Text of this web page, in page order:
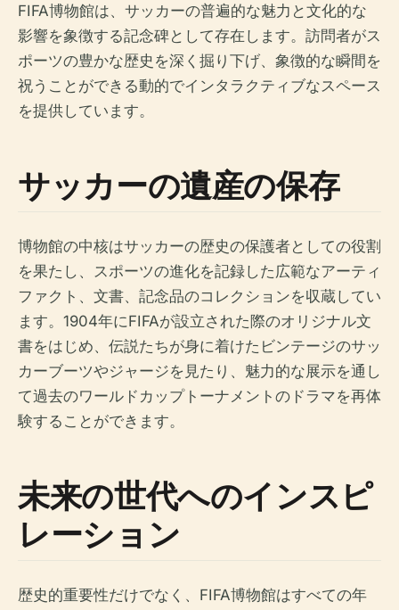
FIFA博物館は、サッカーの普遍的な魅力と文化的な
影響を象徴する記念碑として存在します。訪問者がス
ポーツの豊かな歴史を深く掘り下げ、象徴的な瞬間を
祝うことができる動的でインタラクティブなスペース
を提供しています。
サッカーの遺産の保存
博物館の中核はサッカーの歴史の保護者としての役割
を果たし、スポーツの進化を記録した広範なアーティ
ファクト、文書、記念品のコレクションを収蔵してい
ます。1904年にFIFAが設立された際のオリジナル文
書をはじめ、伝説たちが身に着けたビンテージのサッ
カーブーツやジャージを見たり、魅力的な展示を通し
て過去のワールドカップトーナメントのドラマを再体
験することができます。
未来の世代へのインスピ
レーション
歴史的重要性だけでなく、FIFA博物館はすべての年